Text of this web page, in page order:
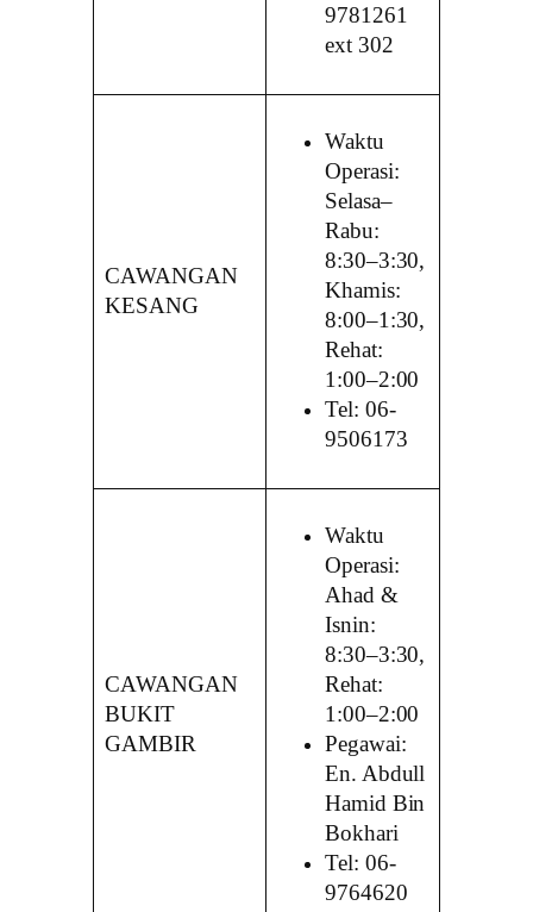
9781261
ext 302
CAWANGAN
KESANG
Waktu
Operasi:
Selasa–
Rabu:
8:30–3:30,
Khamis:
8:00–1:30,
Rehat:
1:00–2:00
Tel: 06-
9506173
CAWANGAN
BUKIT
GAMBIR
Waktu
Operasi:
Ahad &
Isnin:
8:30–3:30,
Rehat:
1:00–2:00
Pegawai:
En. Abdull
Hamid Bin
Bokhari
Tel: 06-
9764620